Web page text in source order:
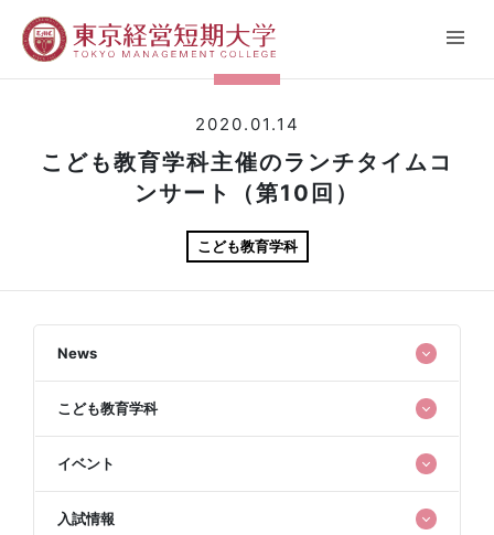
2020.01.14
こども教育学科主催のランチタイムコ
ンサート（第10回）
こども教育学科
News
こども教育学科
イベント
入試情報